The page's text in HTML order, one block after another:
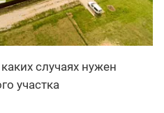
случаях нужен
участка